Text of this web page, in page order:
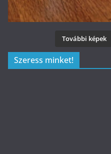
További képek
Szeress minket!